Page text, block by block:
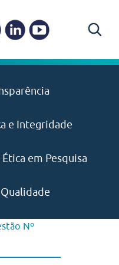
e Integridade
em Pesquisa
Nº